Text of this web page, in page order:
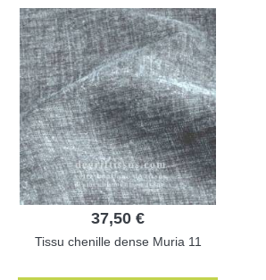
37,50 €
Tissu chenille dense Muria 11